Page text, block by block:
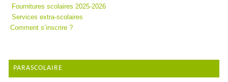
Fournitures scolaires 2025-2026
Services extra-scolaires
Comment s’inscrire ?
PARASCOLAIRE